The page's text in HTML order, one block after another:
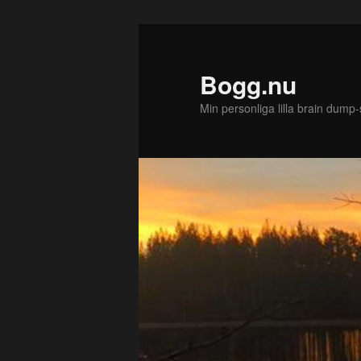
Bogg.nu
Min personliga lilla brain